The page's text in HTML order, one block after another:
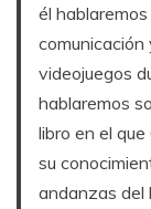
él
comunicación
videojuegos
hablaremos
libro en el
su
andanzas del